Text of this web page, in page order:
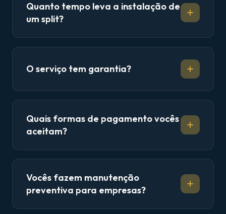
Quanto tempo leva a instalação de
um split?
O serviço tem garantia?
Quais formas de pagamento vocês
aceitam?
Vocês fazem manutenção
preventiva para empresas?